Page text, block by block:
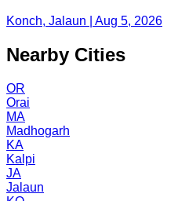
Konch, Jalaun | Aug 5, 2026
Nearby Cities
OR
Orai
MA
Madhogarh
KA
Kalpi
JA
Jalaun